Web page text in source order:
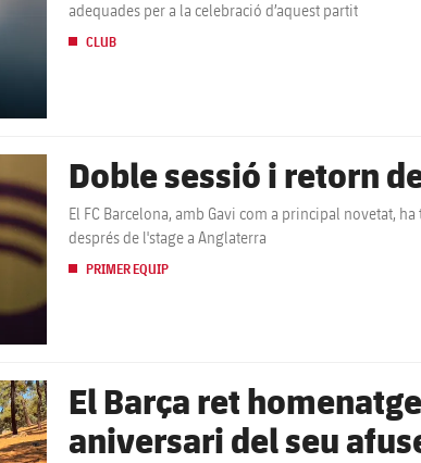
adequades per a la celebració d’aquest partit
CLUB
Doble sessió i retorn
El FC Barcelona, amb Gavi com a principal novetat,
després de l'stage a Anglaterra
PRIMER EQUIP
El Barça ret
aniversari del seu